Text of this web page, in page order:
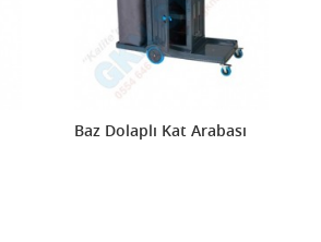
Baz Dolaplı Kat Arabası